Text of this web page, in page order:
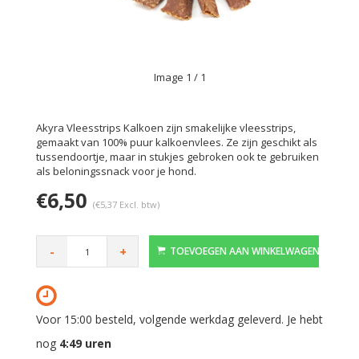
Image 1 / 1
Akyra Vleesstrips Kalkoen zijn smakelijke vleesstrips,
gemaakt van 100% puur kalkoenvlees. Ze zijn geschikt als
tussendoortje, maar in stukjes gebroken ook te gebruiken
als beloningssnack voor je hond.
€6,50 (€5,37 Excl. btw)
- + TOEVOEGEN AAN WINKELWAGEN
Voor 15:00 besteld, volgende werkdag geleverd. Je hebt
nog 4:49 uren